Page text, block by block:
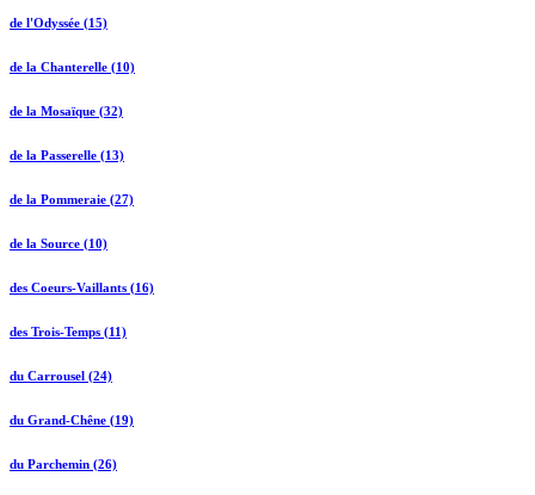
de l'Odyssée (15)
de la Chanterelle (10)
de la Mosaïque (32)
de la Passerelle (13)
de la Pommeraie (27)
de la Source (10)
des Coeurs-Vaillants (16)
des Trois-Temps (11)
du Carrousel (24)
du Grand-Chêne (19)
du Parchemin (26)